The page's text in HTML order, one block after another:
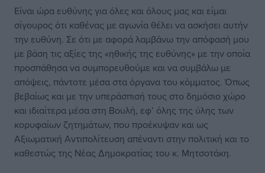
Είναι ώρα ευθύνης για όλες και όλους μας και είμαι
σίγουρος ότι καθένας με αγωνία θέλει να ασκήσει αυτήν
την ευθύνη. Σε ότι με αφορά λαμβάνω την απόφασή μου
με βάση τις αξίες της «ηθικής της ευθύνης» με την οποία
προσπάθησα να συμπορευθούμε και να συμβάλω με
απόψεις, πάντοτε μέσα στα όργανα του κόμματος. Όπως
βεβαίως και με την υπεράσπισή τους στο δημόσιο χώρο
και ιδιαίτερα μέσα στη Βουλή, εφ’ όλης της ύλης των
κορυφαίων ζητημάτων, που προέκυψαν και ως
Αξιωματική Αντιπολίτευση απέναντι στην πολιτική και το
καθεστώς της Νέας Δημοκρατίας του κ. Μητσοτάκη.